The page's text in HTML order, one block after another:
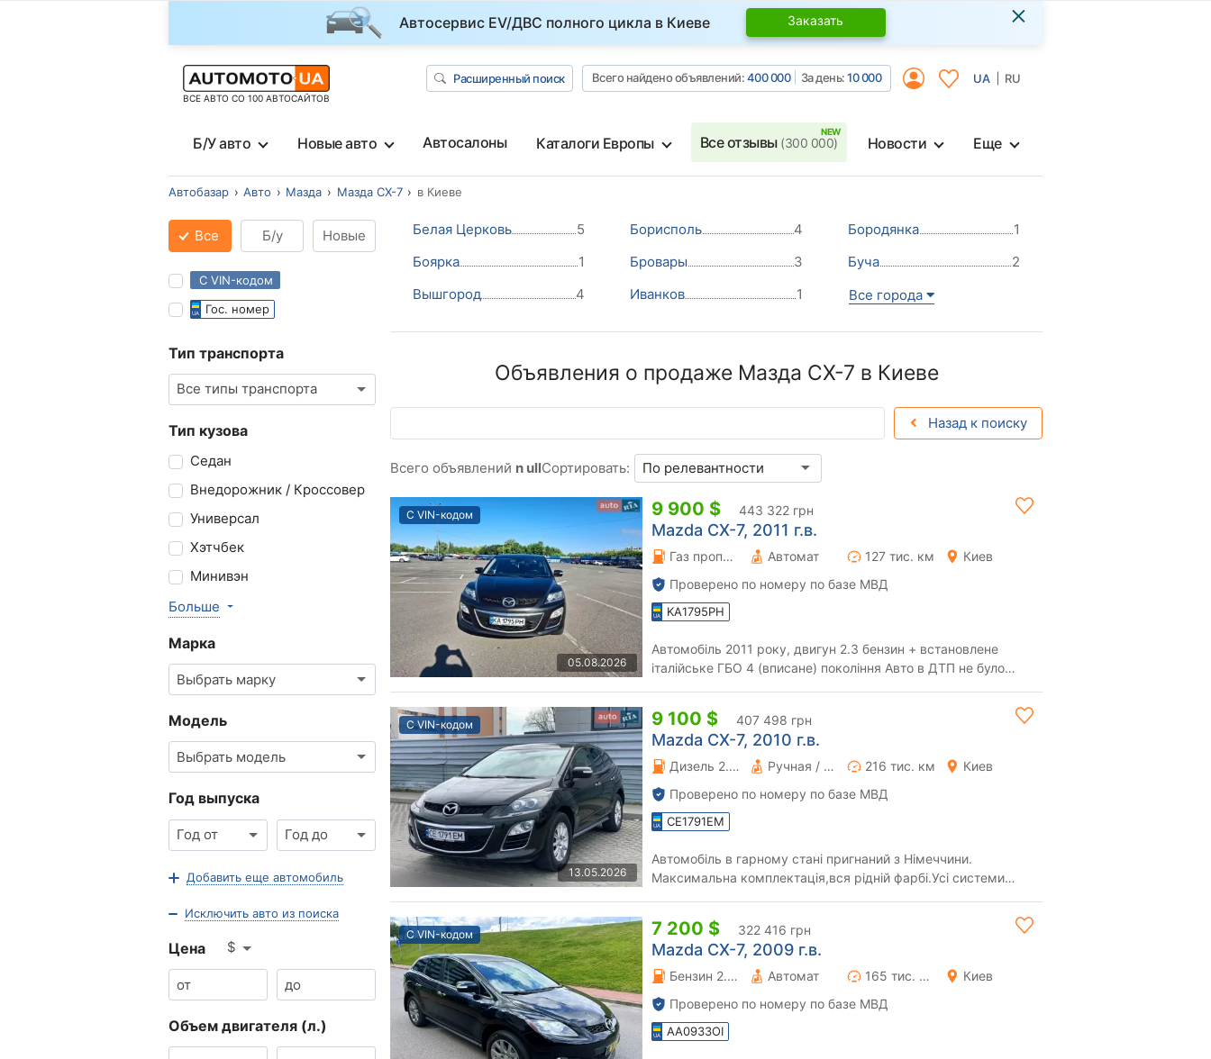
Автосервис EV/ДВС полного цикла в Киеве Заказать ×
ВСЕ АВТО СО 100 АВТОСАЙТОВ
Расширенный поиск Всего найдено объявлений:400 000 За день:10 000 UA RU
Б/У авто Новые авто Автосалоны Каталоги Европы Все отзывы (300 000) Новости Еще
Автобазар Авто Мазда Мазда СХ-7 в Киеве
Все Б/у Новые
С VIN-кодом
Гос. номер
Тип транспорта
Все типы транспорта
Тип кузова
Седан
Внедорожник / Кроссовер
Универсал
Хэтчбек
Минивэн
Больше
Марка
Выбрать марку
Модель
Выбрать модель
Год выпуска
Год от Год до
Добавить еще автомобиль
Исключить авто из поиска
Цена $
Объем двигателя (л.)
Белая Церковь 5 Борисполь 4 Бородянка
1
Боярка
1 Бровары 3 Буча
2
Вышгород
4 Иванков 1 Все города
Объявления о продаже Мазда СХ-7 в Киеве
Назад к поиску
Всего объявлений n ullСортировать:
С VIN-кодом
05.08.2026
9 900 $ 443 322 грн
Mazda CX-7, 2011 г.в.
Газ пропан-бутан \ Бензин 3.2 л. Автомат 127 тис. км
Киев
Проверено по номеру по базе МВД
KA1795PH
Автомобіль 2011 року, двигун 2.3 бензин + встановлене
італійське ГБО 4 (вписане) покоління Авто в ДТП не було
С VIN-кодом
13.05.2026
9 100 $ 407 498 грн
Mazda CX-7, 2010 г.в.
Дизель 2.2 л. Ручная / Механика 216 тис. км
Киев
Проверено по номеру по базе МВД
CE1791EM
Автомобiль в гарному станi пригнаний з Нiмеччини.
Максимальна комплектацiя,вся рiднiй фарбi.Усi системи
С VIN-кодом 7 200 $ 322 416 грн
Mazda CX-7, 2009 г.в.
Бензин 2.3 л. Автомат 165 тис. км
Киев
Проверено по номеру по базе МВД
AA0933OI